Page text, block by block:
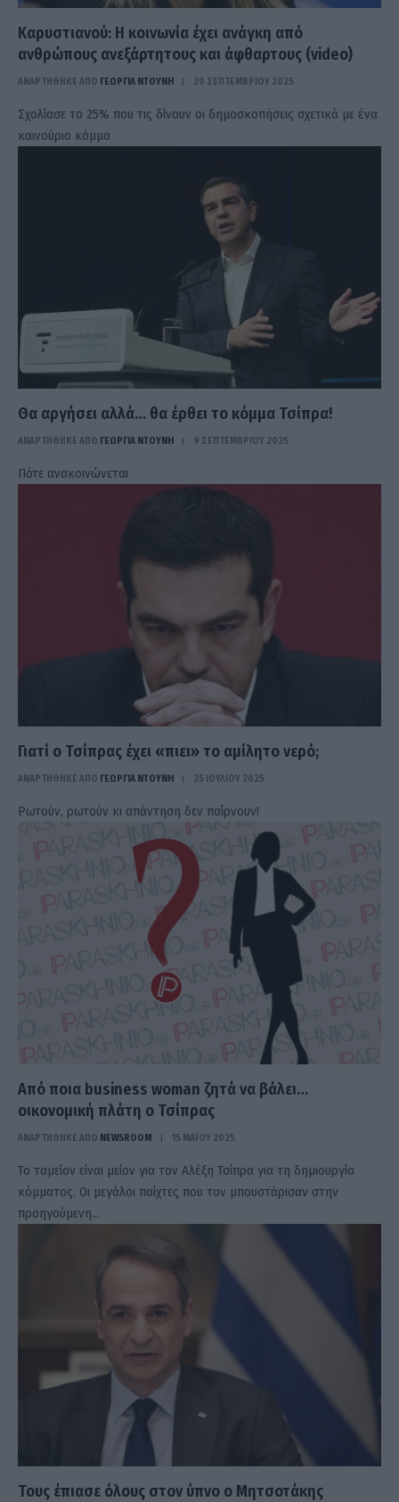
Καρυστιανού: Η κοινωνία έχει ανάγκη από
ανθρώπους ανεξάρτητους και άφθαρτους (video)
ΑΝΑΡΤΗΘΗΚΕ ΑΠΟ ΓΕΩΡΓΊΑ ΝΤΟΎΝΗ 20 ΣΕΠΤΕΜΒΡΊΟΥ 2025
Σχολίασε το 25% που τις δίνουν οι δημοσκοπήσεις σχετικά με ένα
καινούριο κόμμα
Θα αργήσει αλλά… θα έρθει το κόμμα Τσίπρα!
ΑΝΑΡΤΗΘΗΚΕ ΑΠΟ ΓΕΩΡΓΊΑ ΝΤΟΎΝΗ 9 ΣΕΠΤΕΜΒΡΊΟΥ 2025
Πότε ανακοινώνεται
Γιατί ο Τσίπρας έχει «πιει» το αμίλητο νερό;
ΑΝΑΡΤΗΘΗΚΕ ΑΠΟ ΓΕΩΡΓΊΑ ΝΤΟΎΝΗ 25 ΙΟΥΛΊΟΥ 2025
Ρωτούν, ρωτούν κι απάντηση δεν παίρνουν!
Από ποια business woman ζητά να βάλει…
οικονομική πλάτη ο Τσίπρας
ΑΝΑΡΤΗΘΗΚΕ ΑΠΟ NEWSROOM 15 ΜΑΪ́ΟΥ 2025
Το ταμείον είναι μείον για τον Αλέξη Τσίπρα για τη δημιουργία
κόμματος. Οι μεγάλοι παίχτες που τον μπουστάρισαν στην
προηγούμενη…
Τους έπιασε όλους στον ύπνο ο Μητσοτάκης